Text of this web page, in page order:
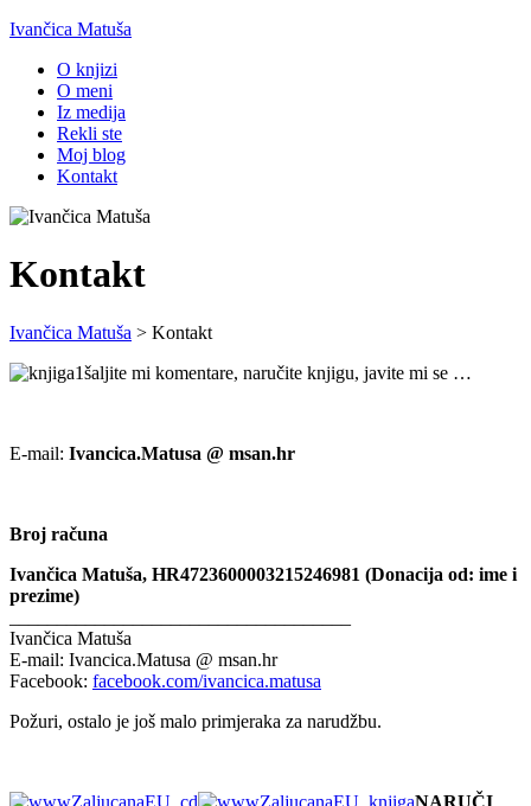
Ivančica Matuša
O knjizi
O meni
Iz medija
Rekli ste
Moj blog
Kontakt
Kontakt
Ivančica Matuša > Kontakt
šaljite mi komentare, naručite knjigu, javite mi se …
E-mail: Ivancica.Matusa @ msan.hr
Broj računa
Ivančica Matuša, HR4723600003215246981 (Donacija od: ime i
prezime)
Ivančica Matuša
E-mail: Ivancica.Matusa @ msan.hr
Facebook: facebook.com/ivancica.matusa
Požuri, ostalo je još malo primjeraka za narudžbu.
NARUČI